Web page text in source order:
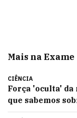
Mais na Exame
CIÊNCIA
Força 'oculta' da
que sabemos